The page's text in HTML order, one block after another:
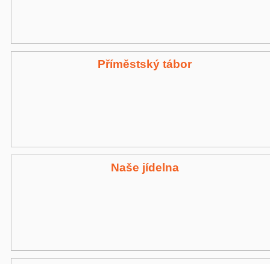
Příměstský tábor
Naše jídelna